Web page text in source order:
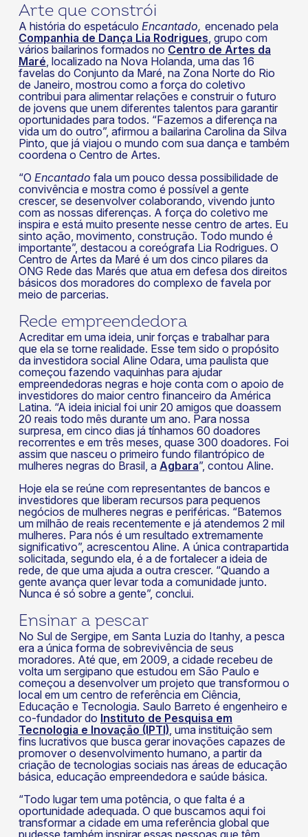
Arte que constrói
A história do espetáculo Encantado, encenado pela
Companhia de Dança Lia Rodrigues, grupo com
vários bailarinos formados no Centro de Artes da
Maré, localizado na Nova Holanda, uma das 16
favelas do Conjunto da Maré, na Zona Norte do Rio
de Janeiro, mostrou como a força do coletivo
contribui para alimentar relações e construir o futuro
de jovens que unem diferentes talentos para garantir
oportunidades para todos. “Fazemos a diferença na
vida um do outro”, afirmou a bailarina Carolina da Silva
Pinto, que já viajou o mundo com sua dança e também
coordena o Centro de Artes.
“O Encantado fala um pouco dessa possibilidade de
convivência e mostra como é possível a gente
crescer, se desenvolver colaborando, vivendo junto
com as nossas diferenças. A força do coletivo me
inspira e está muito presente nesse centro de artes. Eu
sinto ação, movimento, construção. Todo mundo é
importante”, destacou a coreógrafa Lia Rodrigues. O
Centro de Artes da Maré é um dos cinco pilares da
ONG Rede das Marés que atua em defesa dos direitos
básicos dos moradores do complexo de favela por
meio de parcerias.
Rede empreendedora
Acreditar em uma ideia, unir forças e trabalhar para
que ela se torne realidade. Esse tem sido o propósito
da investidora social Aline Odara, uma paulista que
começou fazendo vaquinhas para ajudar
empreendedoras negras e hoje conta com o apoio de
investidores do maior centro financeiro da América
Latina. “A ideia inicial foi unir 20 amigos que doassem
20 reais todo mês durante um ano. Para nossa
surpresa, em cinco dias já tínhamos 60 doadores
recorrentes e em três meses, quase 300 doadores. Foi
assim que nasceu o primeiro fundo filantrópico de
mulheres negras do Brasil, a Agbara”, contou Aline.
Hoje ela se reúne com representantes de bancos e
investidores que liberam recursos para pequenos
negócios de mulheres negras e periféricas. “Batemos
um milhão de reais recentemente e já atendemos 2 mil
mulheres. Para nós é um resultado extremamente
significativo”, acrescentou Aline. A única contrapartida
solicitada, segundo ela, é a de fortalecer a ideia de
rede, de que uma ajuda a outra crescer. “Quando a
gente avança quer levar toda a comunidade junto.
Nunca é só sobre a gente”, conclui.
Ensinar a pescar
No Sul de Sergipe, em Santa Luzia do Itanhy, a pesca
era a única forma de sobrevivência de seus
moradores. Até que, em 2009, a cidade recebeu de
volta um sergipano que estudou em São Paulo e
começou a desenvolver um projeto que transformou o
local em um centro de referência em Ciência,
Educação e Tecnologia. Saulo Barreto é engenheiro e
co-fundador do Instituto de Pesquisa em
Tecnologia e Inovação (IPTI), uma instituição sem
fins lucrativos que busca gerar inovações capazes de
promover o desenvolvimento humano, a partir da
criação de tecnologias sociais nas áreas de educação
básica, educação empreendedora e saúde básica.
“Todo lugar tem uma potência, o que falta é a
oportunidade adequada. O que buscamos aqui foi
transformar a cidade em uma referência global que